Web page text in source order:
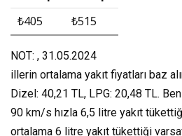
₺405
₺515
NOT: , 31.05.2024
illerin ortalama yakıt fiyatları baz
Dizel: 40,21 TL, LPG: 20,48 TL.
90 km/s hızla 6,5 litre yakıt
ortalama 6 litre yakıt tükettiği